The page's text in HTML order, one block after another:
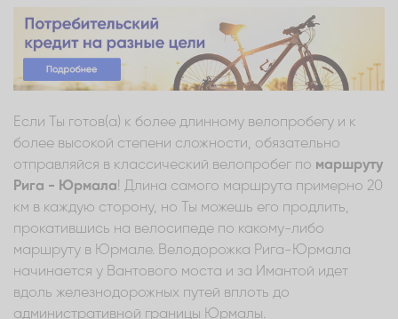
Если Ты готов(а) к более длинному велопробегу и к
более высокой степени сложности, обязательно
отправляйся в классический велопробег по маршруту
Рига - Юрмала! Длина самого маршрута примерно 20
км в каждую сторону, но Ты можешь его продлить,
прокатившись на велосипеде по какому-либо
маршруту в Юрмале. Велодорожка Рига-Юрмала
начинается у Вантового моста и за Имантой идет
вдоль железнодорожных путей вплоть до
административной границы Юрмалы.